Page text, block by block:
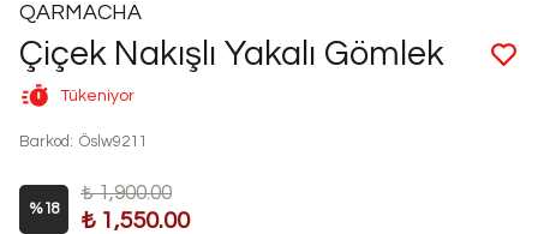
QARMACHA
Çiçek Nakışlı Yakalı Gömlek
Tükeniyor
Barkod : Öslw9211
%18
₺ 1,900.00
₺ 1,550.00